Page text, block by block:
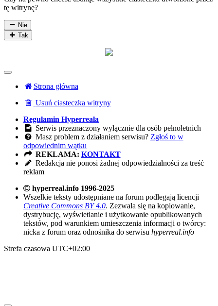
tę witrynę?
Nie
Tak
Strona główna
Usuń ciasteczka witryny
Regulamin Hyperreala
Serwis przeznaczony wyłącznie dla osób pełnoletnich
Masz problem z działaniem serwisu? Zgłoś to w
odpowiednim wątku
REKLAMA: KONTAKT
Redakcja nie ponosi żadnej odpowiedzialności za treść
reklam
hyperreal.info 1996-2025
Wszelkie teksty udostępniane na forum podlegają licencji
Creative Commons BY 4.0. Zezwala się na kopiowanie,
dystrybucję, wyświetlanie i użytkowanie opublikowanych
tekstów, pod warunkiem umieszczenia informacji o twórcy:
nicka z forum oraz odnośnika do serwisu hyperreal.info
Strefa czasowa UTC+02:00